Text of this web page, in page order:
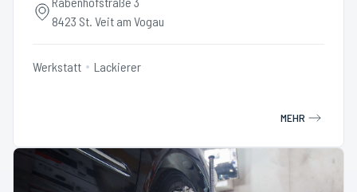
8423 St. Veit am Vogau
Werkstatt Lackierer
MEHR